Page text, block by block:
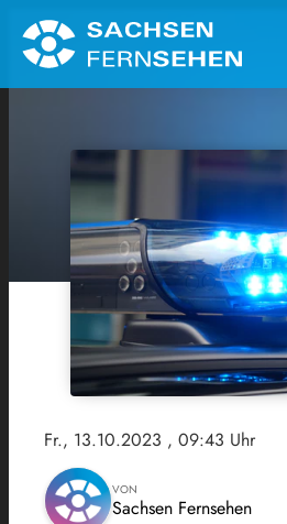
Fr., 13.10.2023 , 09:43 Uhr
VON
Sachsen Fernsehen